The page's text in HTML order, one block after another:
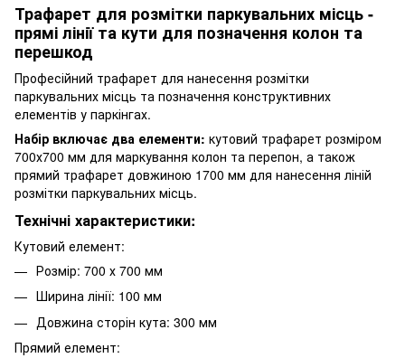
Трафарет для розмітки паркувальних місць -
прямі лінії та кути для позначення колон та
перешкод
Професійний трафарет для нанесення розмітки
паркувальних місць та позначення конструктивних
елементів у паркінгах.
Набір включає два елементи: кутовий трафарет розміром
700х700 мм для маркування колон та перепон, а також
прямий трафарет довжиною 1700 мм для нанесення ліній
розмітки паркувальних місць.
Технічні характеристики:
Кутовий елемент:
Розмір: 700 х 700 мм
Ширина лінії: 100 мм
Довжина сторін кута: 300 мм
Прямий елемент: